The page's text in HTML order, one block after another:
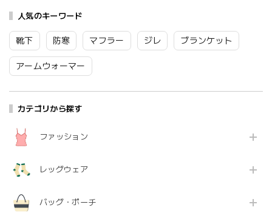
人気のキーワード
靴下 防寒 マフラー ジレ ブランケット
アームウォーマー
カテゴリから探す
ファッション
レッグウェア
バッグ・ポーチ
プレゼント ギフト ホ
92111065 Cs052
リー イエロー
CLASKA Original
ト CLASKA Original
62110252 Cs078